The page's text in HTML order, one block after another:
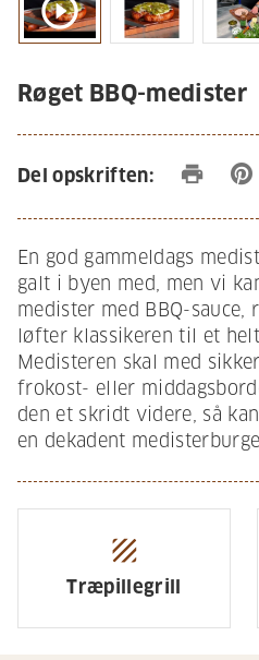
play_circle_outline
Røget BBQ-medister
Del opskriften: print
En god gammeldags
galt i byen med, men vi
medister med BBQ-sauce,
løfter klassikeren til et
Medisteren skal med
frokost- eller
den et skridt videre, så
en dekadent
texture
Træpillegrill